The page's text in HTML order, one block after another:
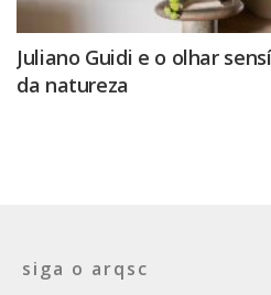
Juliano Guidi e o olhar
da natureza
siga o arqsc